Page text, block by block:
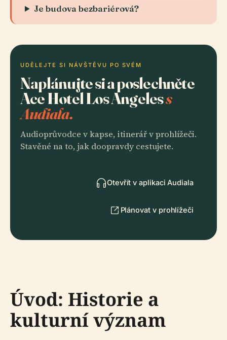
Je budova bezbariérová?
UDĚLEJTE SI NÁVŠTĚVU PO SVÉM
Naplánujte si a poslechněte
Ace Hotel Los Angeless
Audiala.
Audioprůvodce v kapse, itinerář v prohlížeči.
Stavěné na to, jak doopravdy cestujete.
Otevřít v aplikaci Audiala
Plánovat v prohlížeči
Úvod: Historie a
kulturní význam